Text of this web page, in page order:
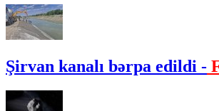
Şirvan kanalı bərpa edildi -